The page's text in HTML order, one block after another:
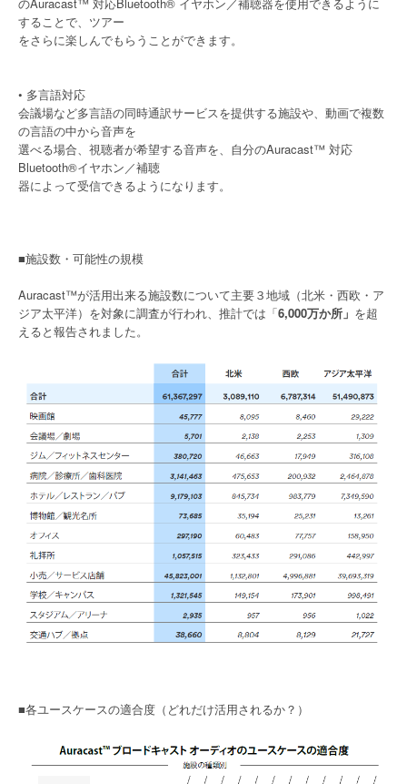
することで、ツアー
をさらに楽しんでもらうことができます。
• 多言語対応
会議場など多言語の同時通訳サービスを提供する施設や、動画で複数
の言語の中から音声を
選べる場合、視聴者が希望する音声を、自分のAuracast™ 対応
Bluetooth®イヤホン／補聴
器によって受信できるようになります。
■施設数・可能性の規模
Auracast™が活用出来る施設数について主要３地域（北米・西欧・ア
ジア太平洋）を対象に調査が行われ、推計では「6,000万か所」 を超
えると報告されました。
■各ユースケースの適合度（どれだけ活用されるか？）